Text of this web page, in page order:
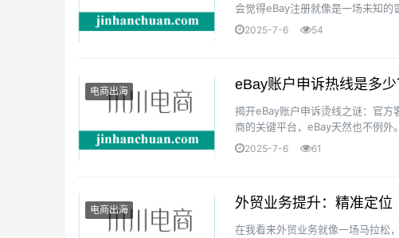
会觉得eBay注册就像是一场未知的
并没有那么麻烦，只要掌握了正确的
2025-7-6 54
电商出海 eBay账户申诉热线是多
揭开eBay账户申诉烫线之谜：官方
商的关键平台，eBay天然也不例外
申诉烫线是几许多？官方客服又能处
2025-7-6 61
电商出海 外贸业务提升：精准定位
在我看来外贸业务就像一场马拉松